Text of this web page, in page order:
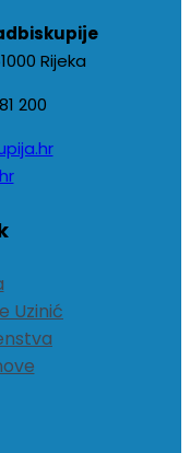
Rijeka
200
Uzinić